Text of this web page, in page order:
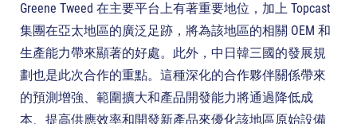
Greene Tweed 在主要平台上有著重要地位，加上 Topcast
集團在亞太地區的廣泛足跡，將為該地區的相關 OEM 和
生產能力帶來顯著的好處。此外，中日韓三國的發展規
劃也是此次合作的重點。這種深化的合作夥伴關係帶來
的預測增強、範圍擴大和產品開發能力將通過降低成
本、提高供應效率和開發新產品來優化該地區原始設備